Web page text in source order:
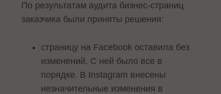
По результатам аудита бизнес-страниц
заказчика были приняты решения:
страницу на Facebook оставила без
изменений. С ней было все в
порядке. В Instagram внесены
незначительные изменения в